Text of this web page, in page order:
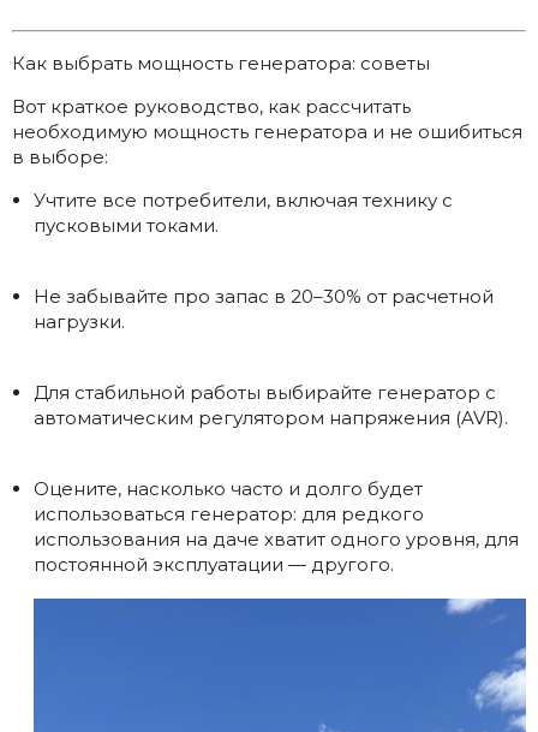
Как выбрать мощность генератора: советы
Вот краткое руководство, как рассчитать
необходимую мощность генератора и не ошибиться
в выборе:
Учтите все потребители, включая технику с
пусковыми токами.
Не забывайте про запас в 20–30% от расчетной
нагрузки.
Для стабильной работы выбирайте генератор с
автоматическим регулятором напряжения (AVR).
Оцените, насколько часто и долго будет
использоваться генератор: для редкого
использования на даче хватит одного уровня, для
постоянной эксплуатации — другого.